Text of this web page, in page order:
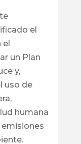
el
un Plan
y,
uso de
humana